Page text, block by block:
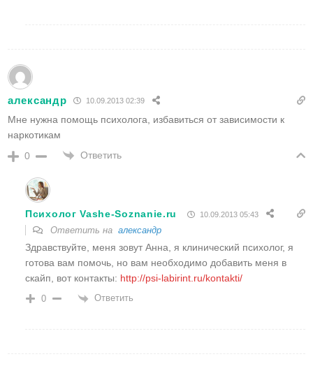
александр 10.09.2013 02:39
Мне нужна помощь психолога, избавиться от зависимости к
наркотикам
0
Ответить
Психолог Vashe-Soznanie.ru 10.09.2013 05:43
Ответить на александр
Здравствуйте, меня зовут Анна, я клинический психолог, я
готова вам помочь, но вам необходимо добавить меня в
скайп, вот контакты: http://psi-labirint.ru/kontakti/
0 Ответить